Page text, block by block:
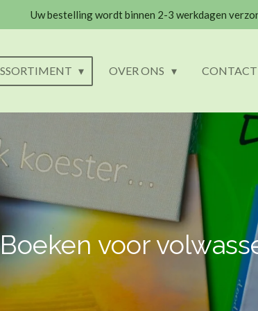
Uw bestelling wordt binnen 2-3 werkdagen
OVER ONS CONTACT
Boeken voor